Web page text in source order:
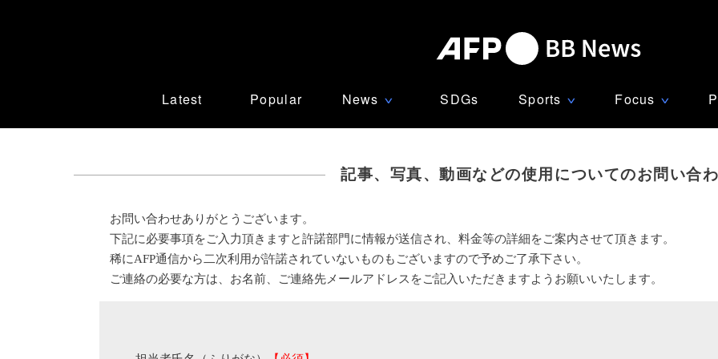
Latest Popular News ∨ SDGs Sports ∨ Focus ∨
記事、写真、動画などの使用についてのお問い合
お問い合わせありがとうございます。
下記に必要事項をご入力頂きますと許諾部門に情報が送信され、料金等の詳細をご案内させて頂きます。
稀にAFP通信から二次利用が許諾されていないものもございますので予めご了承下さい。
ご連絡の必要な方は、お名前、ご連絡先メールアドレスをご記入いただきますようお願いいたします。